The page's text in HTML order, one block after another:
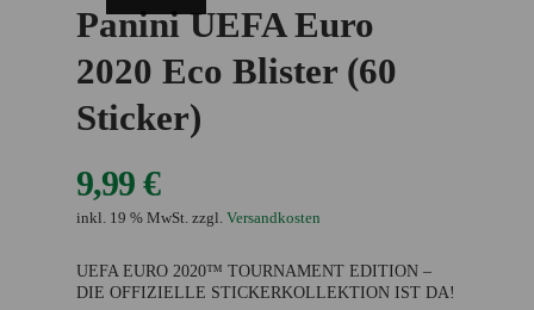
Panini UEFA Euro
2020 Eco Blister (60
Sticker)
9,99 €
inkl. 19 % MwSt. zzgl. Versandkosten
UEFA EURO 2020™ TOURNAMENT EDITION –
DIE OFFIZIELLE STICKERKOLLEKTION IST DA!